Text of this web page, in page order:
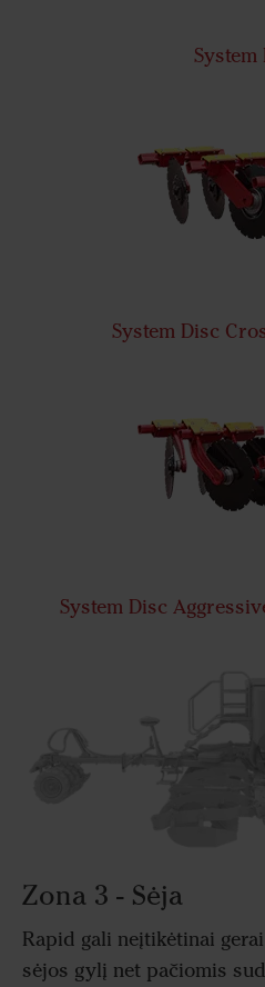
System
System Disc
System Disc
Zona 3 - Sėja
Rapid gali neįtikėtinai
sėjos gylį net pačiomis